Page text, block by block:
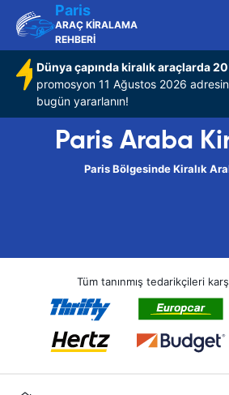
Paris
ARAÇ KİRALAMA
REHBERİ
Dünya çapında kiralık araçlarda
promosyon 11 Ağustos 2026
bugün yararlanın!
Paris Araba
Paris Bölgesinde Kiralık
Tüm tanınmış tedarikçileri